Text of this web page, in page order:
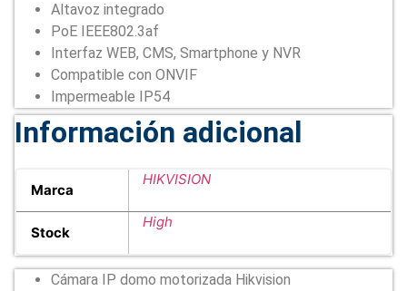
Altavoz integrado
PoE IEEE802.3af
Interfaz WEB, CMS, Smartphone y NVR
Compatible con ONVIF
Impermeable IP54
Información adicional
Marca
HIKVISION
Stock
High
Cámara IP domo motorizada Hikvision